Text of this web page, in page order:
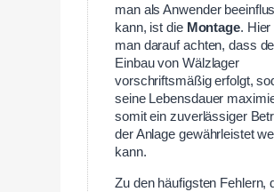
man als Anwender
kann, ist die Montage. Hier
man darauf achten, dass
Einbau von Wälzlager
vorschriftsmäßig erfolgt,
seine Lebensdauer
somit ein zuverlässiger
der Anlage gewährleistet
kann.
Zu den häufigsten Fehlern,